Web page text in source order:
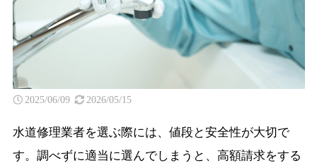
2025/06/09 2026/05/15
水道修理業者を選ぶ際には、値段と安全性が大切で
す。調べずに適当に選んでしまうと、高額請求をする